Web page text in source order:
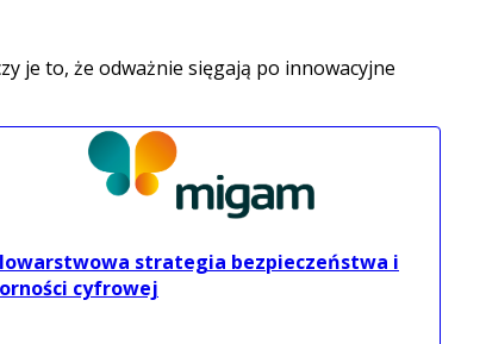
je to, że odważnie sięgają po innowacyjne
strategia bezpieczeństwa i
cyfrowej